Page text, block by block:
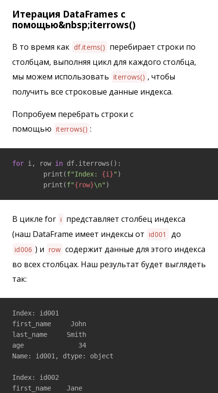
Итерация DataFrames с
помощью&nbsp;iterrows()
В то время как df.items() перебирает строки по
столбцам, выполняя цикл для каждого столбца,
мы можем использовать iterrows() , чтобы
получить все строковые данные индекса.
Попробуем перебрать строки с
помощью iterrows() :
for i, row in df.iterrows():
	print(
f"Index: {i}" )
	print(
f"{row}\n"
В цикле for i представляет столбец индекса
(наш DataFrame имеет индексы от id001 до
id006 ) и row содержит данные для этого индекса
во всех столбцах. Наш результат будет выглядеть
так:
Index: id001
first_name     John
last_name     Smith
age              34
Name: id001, dtype: object
Index: id002
first_name    Jane